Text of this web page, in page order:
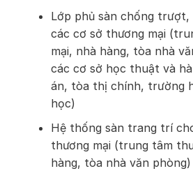
Lớp phủ sàn chống trượt,
các cơ sở thương mại
mại, nhà hàng, tòa nhà
các cơ sở học thuật và
án, tòa thị chính, trường
học)
Hệ thống sàn trang trí
thương mại (trung tâm
hàng, tòa nhà văn